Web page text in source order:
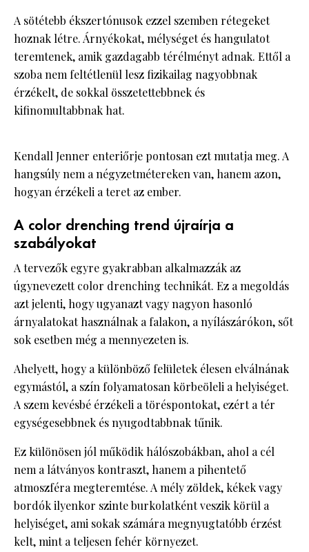
A sötétebb ékszertónusok ezzel szemben rétegeket
hoznak létre. Árnyékokat, mélységet és hangulatot
teremtenek, amik gazdagabb térélményt adnak. Ettől a
szoba nem feltétlenül lesz fizikailag nagyobbnak
érzékelt, de sokkal összetettebbnek és
kifinomultabbnak hat.
Kendall Jenner enteriőrje pontosan ezt mutatja meg. A
hangsúly nem a négyzetmétereken van, hanem azon,
hogyan érzékeli a teret az ember.
A color drenching trend újraírja a
szabályokat
A tervezők egyre gyakrabban alkalmazzák az
úgynevezett color drenching technikát. Ez a megoldás
azt jelenti, hogy ugyanazt vagy nagyon hasonló
árnyalatokat használnak a falakon, a nyílászárókon, sőt
sok esetben még a mennyezeten is.
Ahelyett, hogy a különböző felületek élesen elválnának
egymástól, a szín folyamatosan körbeöleli a helyiséget.
A szem kevésbé érzékeli a töréspontokat, ezért a tér
egységesebbnek és nyugodtabbnak tűnik.
Ez különösen jól működik hálószobákban, ahol a cél
nem a látványos kontraszt, hanem a pihentető
atmoszféra megteremtése. A mély zöldek, kékek vagy
bordók ilyenkor szinte burkolatként veszik körül a
helyiséget, ami sokak számára megnyugtatóbb érzést
kelt, mint a teljesen fehér környezet.